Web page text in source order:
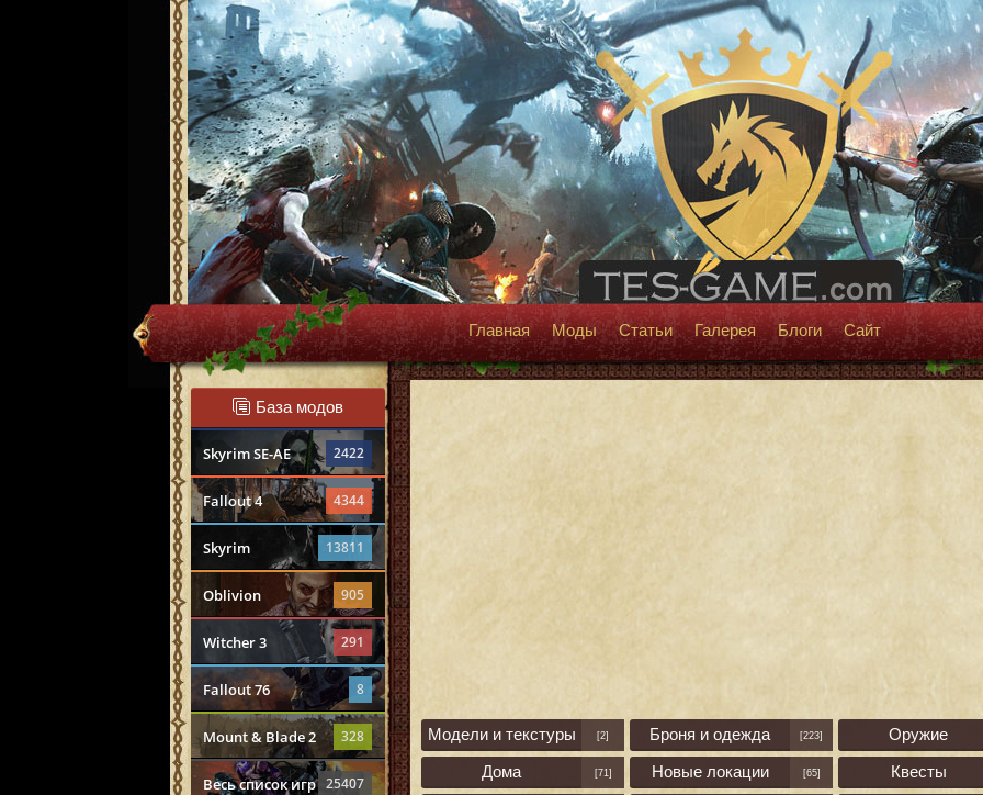
Главная Моды Статьи Галерея Блоги Сайт
База модов
Skyrim SE-AE 2422
Fallout 4 4344
Skyrim 13811
Oblivion 905
Witcher 3 291
Fallout 76 8
Mount & Blade 2 328
Весь список игр 25407
Модели и текстуры [2] Броня и одежда [223]
Оружие
Дома
[71] Новые локации [65]
Квесты